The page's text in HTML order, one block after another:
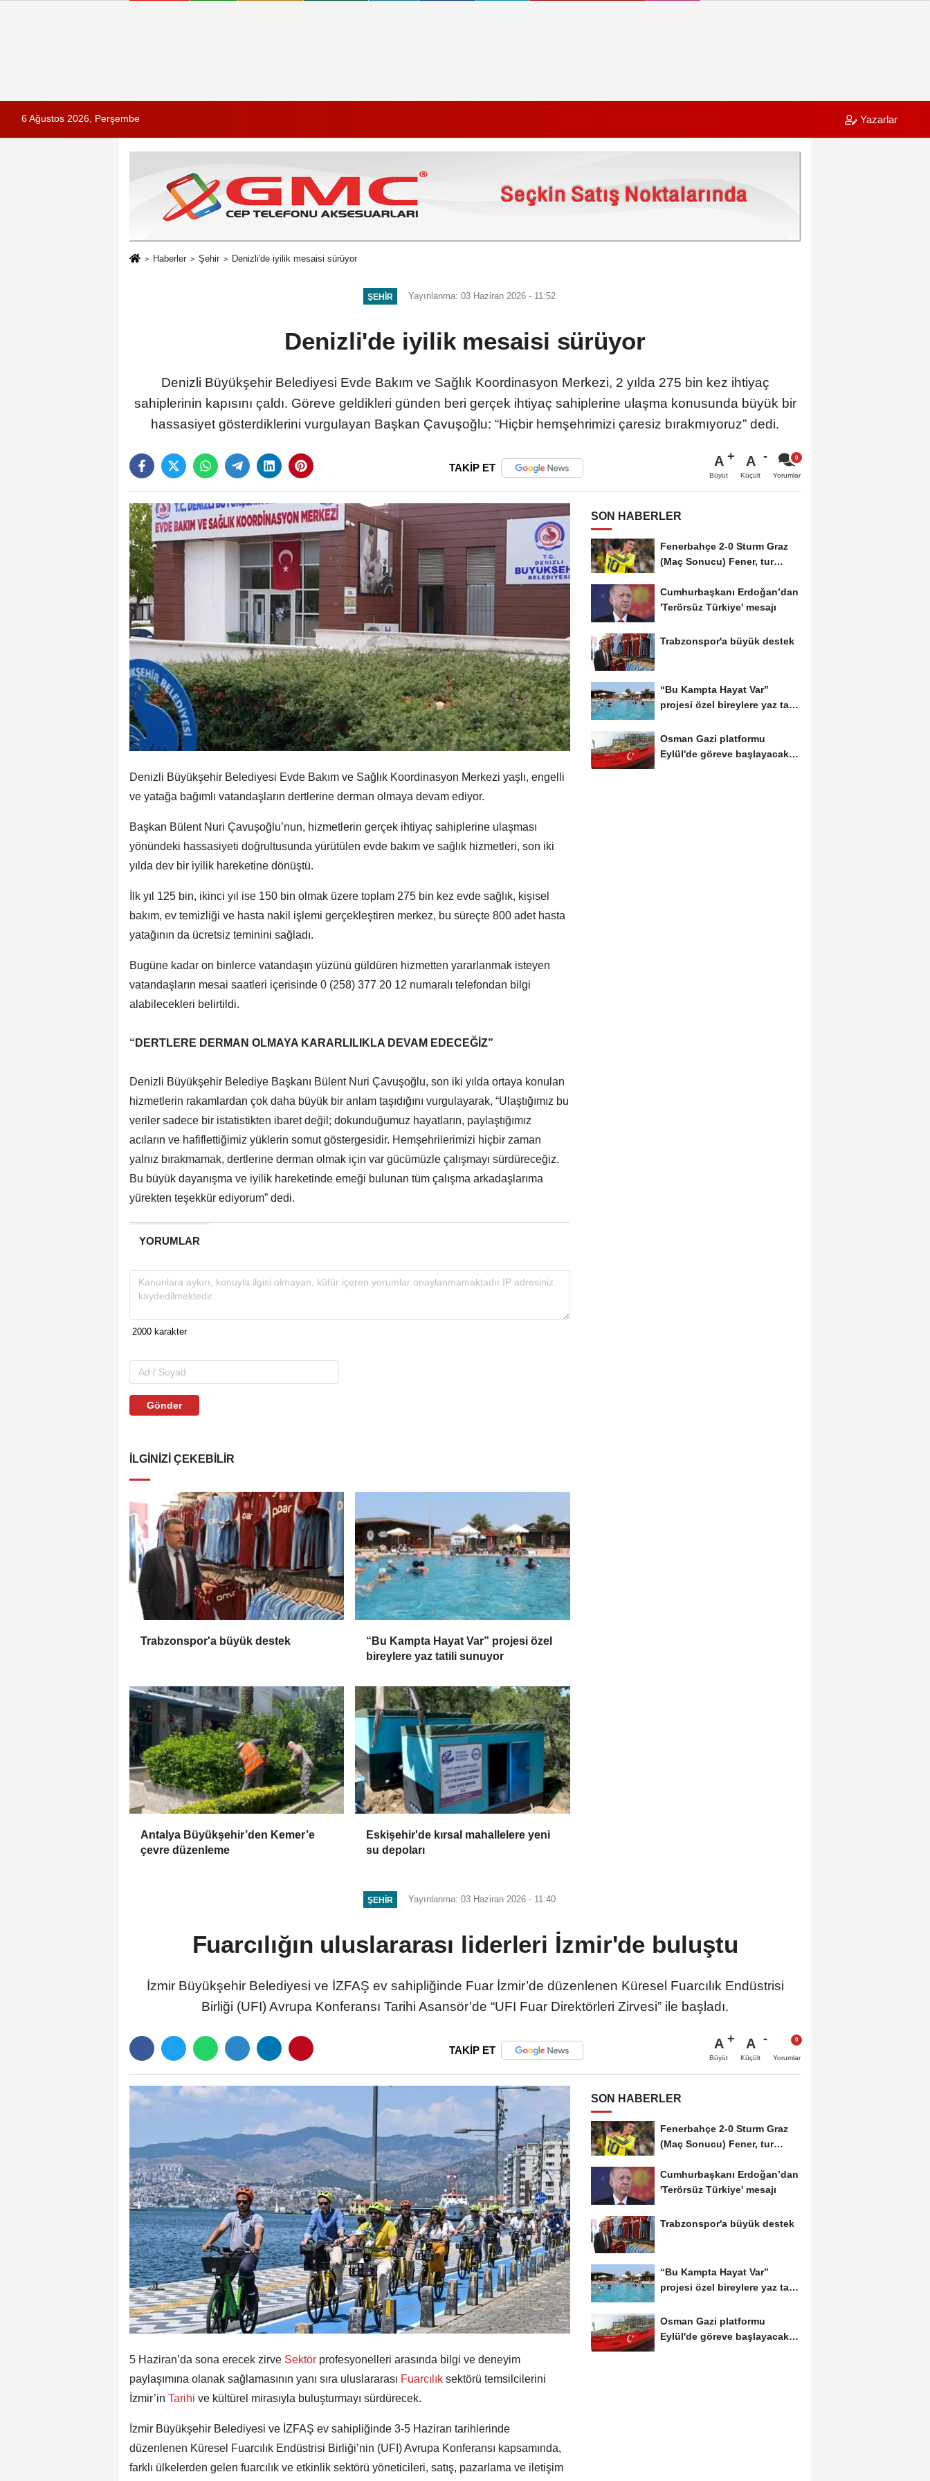
6 Ağustos 2026, Perşembe Yazarlar
Haberler Şehir Denizli'de iyilik mesaisi sürüyor
ŞEHIR Yayınlanma: 03 Haziran 2026 - 11:52
Denizli'de iyilik mesaisi sürüyor
Denizli Büyükşehir Belediyesi Evde Bakım ve Sağlık Koordinasyon Merkezi, 2 yılda 275 bin kez ihtiyaç
sahiplerinin kapısını çaldı. Göreve geldikleri günden beri gerçek ihtiyaç sahiplerine ulaşma konusunda büyük bir
hassasiyet gösterdiklerini vurgulayan Başkan Çavuşoğlu: “Hiçbir hemşehrimizi çaresiz bırakmıyoruz” dedi.
TAKİP ET A
Büyüt
A
Küçült Yorumlar
Denizli Büyükşehir Belediyesi Evde Bakım ve Sağlık Koordinasyon Merkezi yaşlı, engelli
ve yatağa bağımlı vatandaşların dertlerine derman olmaya devam ediyor.
Başkan Bülent Nuri Çavuşoğlu’nun, hizmetlerin gerçek ihtiyaç sahiplerine ulaşması
yönündeki hassasiyeti doğrultusunda yürütülen evde bakım ve sağlık hizmetleri, son iki
yılda dev bir iyilik hareketine dönüştü.
İlk yıl 125 bin, ikinci yıl ise 150 bin olmak üzere toplam 275 bin kez evde sağlık, kişisel
bakım, ev temizliği ve hasta nakil işlemi gerçekleştiren merkez, bu süreçte 800 adet hasta
yatağının da ücretsiz teminini sağladı.
Bugüne kadar on binlerce vatandaşın yüzünü güldüren hizmetten yararlanmak isteyen
vatandaşların mesai saatleri içerisinde 0 (258) 377 20 12 numaralı telefondan bilgi
alabilecekleri belirtildi.
“DERTLERE DERMAN OLMAYA KARARLILIKLA DEVAM EDECEĞİZ”
Denizli Büyükşehir Belediye Başkanı Bülent Nuri Çavuşoğlu, son iki yılda ortaya konulan
hizmetlerin rakamlardan çok daha büyük bir anlam taşıdığını vurgulayarak, “Ulaştığımız bu
veriler sadece bir istatistikten ibaret değil; dokunduğumuz hayatların, paylaştığımız
acıların ve hafiflettiğimiz yüklerin somut göstergesidir. Hemşehrilerimizi hiçbir zaman
yalnız bırakmamak, dertlerine derman olmak için var gücümüzle çalışmayı sürdüreceğiz.
Bu büyük dayanışma ve iyilik hareketinde emeği bulunan tüm çalışma arkadaşlarıma
yürekten teşekkür ediyorum” dedi.
YORUMLAR
Gönder
İLGINIZI ÇEKEBILIR
Trabzonspor'a büyük destek
“Bu Kampta Hayat Var” projesi özel
bireylere yaz tatili sunuyor
Antalya Büyükşehir’den Kemer’e
çevre düzenleme
Eskişehir'de kırsal mahallelere yeni
su depoları
SON HABERLER
Fenerbahçe 2-0 Sturm Graz
(Maç Sonucu) Fener, tur
Cumhurbaşkanı Erdoğan’dan
'Terörsüz Türkiye' mesajı
Trabzonspor'a büyük destek
“Bu Kampta Hayat Var”
projesi özel bireylere yaz tatili
Osman Gazi platformu
Eylül'de göreve başlayacak...
ŞEHIR Yayınlanma: 03 Haziran 2026 - 11:40
Fuarcılığın uluslararası liderleri İzmir'de buluştu
İzmir Büyükşehir Belediyesi ve İZFAŞ ev sahipliğinde Fuar İzmir’de düzenlenen Küresel Fuarcılık Endüstrisi
Birliği (UFI) Avrupa Konferansı Tarihi Asansör’de “UFI Fuar Direktörleri Zirvesi” ile başladı.
TAKİP ET A
Büyüt
A
Küçült Yorumlar
5 Haziran’da sona erecek zirve Sektör profesyonelleri arasında bilgi ve deneyim
paylaşımına olanak sağlamasının yanı sıra uluslararası Fuarcılık sektörü temsilcilerini
İzmir’in Tarihi ve kültürel mirasıyla buluşturmayı sürdürecek.
İzmir Büyükşehir Belediyesi ve İZFAŞ ev sahipliğinde 3-5 Haziran tarihlerinde
düzenlenen Küresel Fuarcılık Endüstrisi Birliği’nin (UFI) Avrupa Konferansı kapsamında,
farklı ülkelerden gelen fuarcılık ve etkinlik sektörü yöneticileri, satış, pazarlama ve iletişim
SON HABERLER
Fenerbahçe 2-0 Sturm Graz
(Maç Sonucu) Fener, tur
Cumhurbaşkanı Erdoğan’dan
'Terörsüz Türkiye' mesajı
Trabzonspor'a büyük destek
“Bu Kampta Hayat Var”
projesi özel bireylere yaz tatili
Osman Gazi platformu
Eylül'de göreve başlayacak...